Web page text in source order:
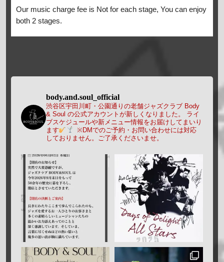
Our music charge fee is Not for each stage, You can enjoy
both 2 stages.
body.and.soul_official
渋谷区宇田川町・公園通りの老舗ジャズクラブ Body
& Soul の公式アカウントが新しくなりました。
ライ
ブスケジュールや新メニュー情報をお届けしてまいり
ます
※DMでのご予約・お問い合わせには対応
しておりません。ご了承くださいませ。